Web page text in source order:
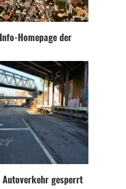
Homepage der
gesperrt